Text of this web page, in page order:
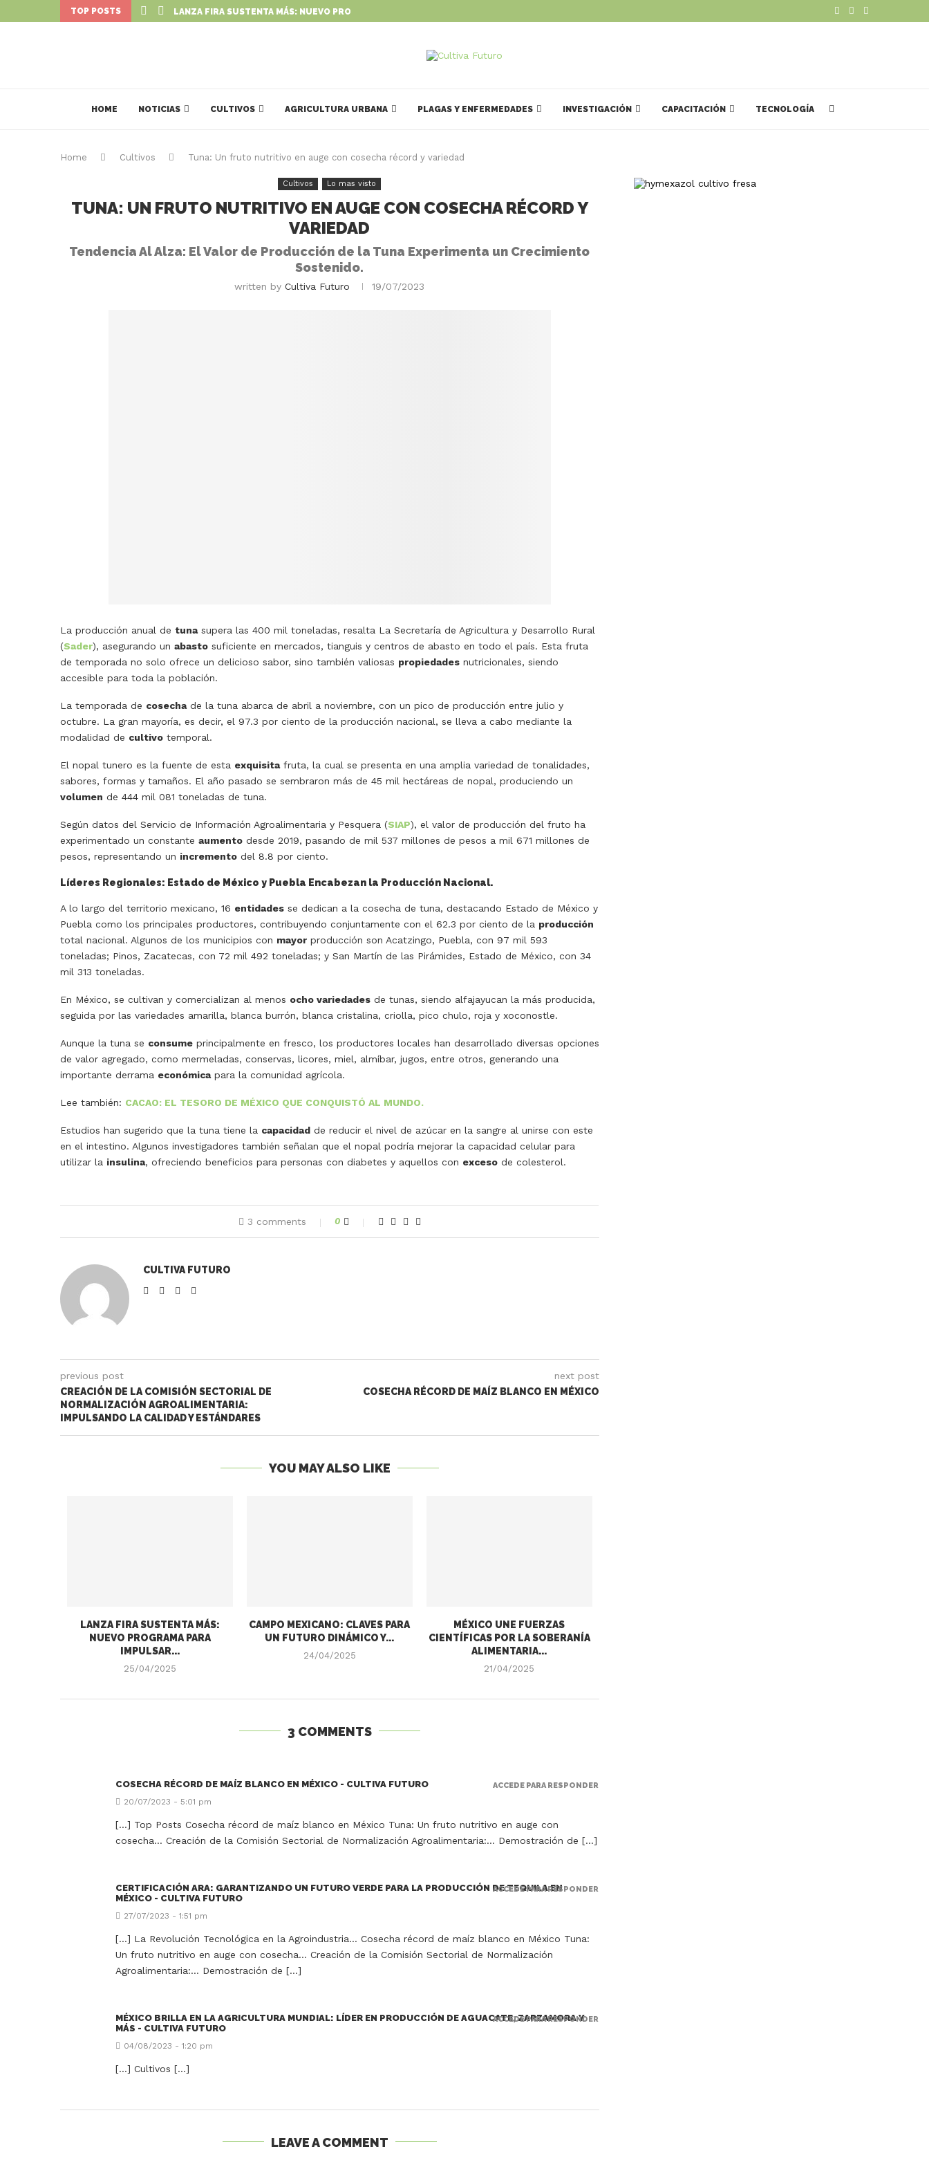
TOP POSTS LANZA FIRA SUSTENTA MÁS: NUEVO PROGRAMA PARA IMPULSAR...
HOME NOTICIAS CULTIVOS AGRICULTURA URBANA PLAGAS Y ENFERMEDADES INVESTIGACIÓN CAPACITACIÓN TECNOLOGÍA
Home Cultivos Tuna: Un fruto nutritivo en auge con cosecha récord y variedad
Cultivos Lo mas visto
TUNA: UN FRUTO NUTRITIVO EN AUGE CON COSECHA RÉCORD Y
VARIEDAD
Tendencia Al Alza: El Valor de Producción de la Tuna Experimenta un Crecimiento
Sostenido.
written byCultiva Futuro 19/07/2023
La producción anual de tunasupera las 400 mil toneladas, resalta La Secretaría de Agricultura y Desarrollo Rural
(Sader), asegurando un abasto suficiente en mercados, tianguis y centros de abasto en todo el país. Esta fruta
de temporada no solo ofrece un delicioso sabor, sino también valiosas propiedades nutricionales, siendo
accesible para toda la población.
La temporada de cosechade la tuna abarca de abril a noviembre, con un pico de producción entre julio y
octubre. La gran mayoría, es decir, el 97.3 por ciento de la producción nacional, se lleva a cabo mediante la
modalidad de cultivo temporal.
El nopal tunero es la fuente de esta exquisitafruta, la cual se presenta en una amplia variedad de tonalidades,
sabores, formas y tamaños. El año pasado se sembraron más de 45 mil hectáreas de nopal, produciendo un
volumen de 444 mil 081 toneladas de tuna.
Según datos del Servicio de Información Agroalimentaria y Pesquera (SIAP), el valor de producción del fruto ha
experimentado un constante aumento desde 2019, pasando de mil 537 millones de pesos a mil 671 millones de
pesos, representando un incremento del 8.8 por ciento.
Líderes Regionales: Estado de México y Puebla Encabezan la Producción Nacional.
A lo largo del territorio mexicano, 16 entidades se dedican a la cosecha de tuna, destacando Estado de México y
Puebla como los principales productores, contribuyendo conjuntamente con el 62.3 por ciento de la producción
total nacional. Algunos de los municipios con mayor producción son Acatzingo, Puebla, con 97 mil 593
toneladas; Pinos, Zacatecas, con 72 mil 492 toneladas; y San Martín de las Pirámides, Estado de México, con 34
mil 313 toneladas.
En México, se cultivan y comercializan al menos ocho variedades de tunas, siendo alfajayucan la más producida,
seguida por las variedades amarilla, blanca burrón, blanca cristalina, criolla, pico chulo, roja y xoconostle.
Aunque la tuna se consume principalmente en fresco, los productores locales han desarrollado diversas opciones
de valor agregado, como mermeladas, conservas, licores, miel, almíbar, jugos, entre otros, generando una
importante derrama económicapara la comunidad agrícola.
Lee también: CACAO: EL TESORO DE MÉXICO QUE CONQUISTÓ AL MUNDO.
Estudios han sugerido que la tuna tiene la capacidad de reducir el nivel de azúcar en la sangre al unirse con este
en el intestino. Algunos investigadores también señalan que el nopal podría mejorar la capacidad celular para
utilizar la insulina, ofreciendo beneficios para personas con diabetes y aquellos con exceso de colesterol.
3 comments 0
CULTIVA FUTURO
previous post
CREACIÓN DE LA COMISIÓN SECTORIAL DE
NORMALIZACIÓN AGROALIMENTARIA:
IMPULSANDO LA CALIDAD Y ESTÁNDARES
next post
COSECHA RÉCORD DE MAÍZ BLANCO EN MÉXICO
YOU MAY ALSO LIKE
LANZA FIRA SUSTENTA MÁS:
NUEVO PROGRAMA PARA
IMPULSAR...
25/04/2025
CAMPO MEXICANO: CLAVES PARA
UN FUTURO DINÁMICO Y...
24/04/2025
MÉXICO UNE FUERZAS
CIENTÍFICAS POR LA SOBERANÍA
ALIMENTARIA...
21/04/2025
3 COMMENTS
COSECHA RÉCORD DE MAÍZ BLANCO EN MÉXICO - CULTIVA FUTURO
20/07/2023 - 5:01 pm
[…] Top Posts Cosecha récord de maíz blanco en México Tuna: Un fruto nutritivo en auge con
cosecha… Creación de la Comisión Sectorial de Normalización Agroalimentaria:… Demostración de […]
ACCEDE PARA RESPONDER
CERTIFICACIÓN ARA: GARANTIZANDO UN FUTURO VERDE PARA LA PRODUCCIÓN DE TEQUILA EN
MÉXICO - CULTIVA FUTURO
27/07/2023 - 1:51 pm
[…] La Revolución Tecnológica en la Agroindustria… Cosecha récord de maíz blanco en México Tuna:
Un fruto nutritivo en auge con cosecha… Creación de la Comisión Sectorial de Normalización
Agroalimentaria:… Demostración de […]
ACCEDE PARA RESPONDER
MÉXICO BRILLA EN LA AGRICULTURA MUNDIAL: LÍDER EN PRODUCCIÓN DE AGUACATE, ZARZAMORA Y
MÁS - CULTIVA FUTURO
04/08/2023 - 1:20 pm
[…] Cultivos […]
ACCEDE PARA RESPONDER
LEAVE A COMMENT